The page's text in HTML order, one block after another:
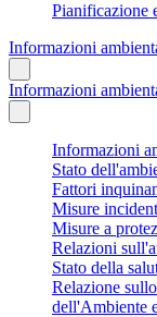
Pianificazione
Informazioni
Informazioni
Informazioni
Stato
Fattori
Misure
Misure a
Relazioni
Stato della
Relazione
dell'Ambiente